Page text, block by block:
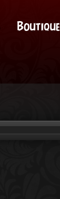
Boutique